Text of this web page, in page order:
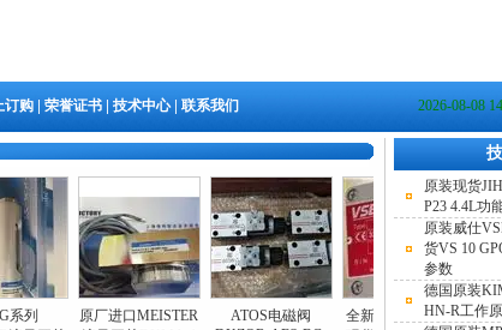
订购| 荣誉证书| 技术中心| 联系我们 2026-08-08
原厂进口MEISTER
ATOS电磁阀
全新正品德国VSE
德国
原装现货
P23 4.4L功
原装威仕
货VS 10
参数
德国原装
HN-R工作